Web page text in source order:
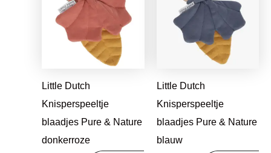
Little Dutch
Knisperspeeltje
blaadjes Pure & Nature
donkerroze
€7,95.€6,28.
Little Dutch
Knisperspeeltje
blaadjes Pure & Nature
blauw
€7,95.€6,28.